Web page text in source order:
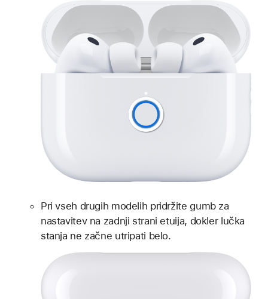
Pri vseh drugih modelih pridržite gumb za
nastavitev na zadnji strani etuija, dokler lučka
stanja ne začne utripati belo.